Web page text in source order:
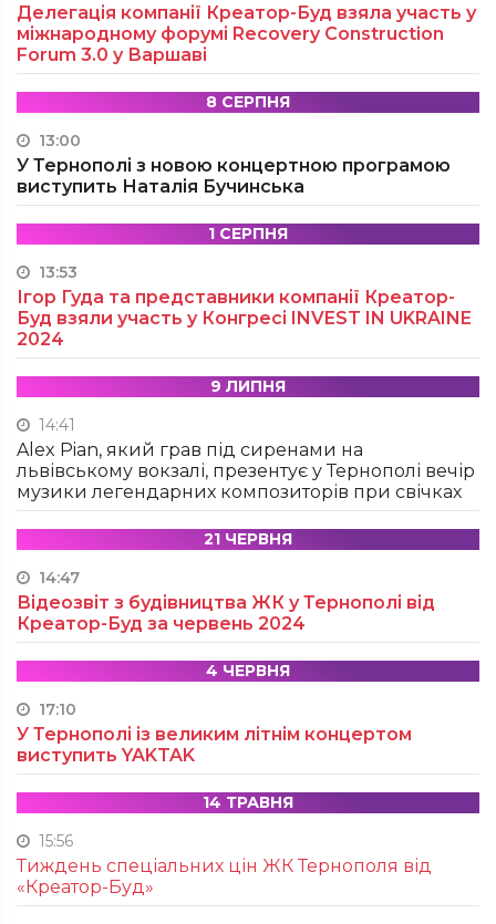
Делегація компанії Креатор-Буд взяла участь у
міжнародному форумі Recovery Construction
Forum 3.0 у Варшаві
8 СЕРПНЯ
13:00
У Тернополі з новою концертною програмою
виступить Наталія Бучинська
1 СЕРПНЯ
13:53
Ігор Гуда та представники компанії Креатор-
Буд взяли участь у Конгресі INVEST IN UKRAINE
2024
9 ЛИПНЯ
14:41
Alex Pian, який грав під сиренами на
львівському вокзалі, презентує у Тернополі вечір
музики легендарних композиторів при свічках
21 ЧЕРВНЯ
14:47
Відеозвіт з будівництва ЖК у Тернополі від
Креатор-Буд за червень 2024
4 ЧЕРВНЯ
17:10
У Тернополі із великим літнім концертом
виступить YAKTAK
14 ТРАВНЯ
15:56
Тиждень спеціальних цін ЖК Тернополя від
«Креатор-Буд»